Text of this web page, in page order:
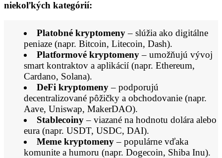
niekoľkých kategórií:
Platobné kryptomeny– slúžia ako digitálne
peniaze (napr. Bitcoin, Litecoin, Dash).
Platformové kryptomeny– umožňujú vývoj
smart kontraktov a aplikácií (napr. Ethereum,
Cardano, Solana).
DeFi kryptomeny– podporujú
decentralizované pôžičky a obchodovanie (napr.
Aave, Uniswap, MakerDAO).
Stablecoiny– viazané na hodnotu dolára alebo
eura (napr. USDT, USDC, DAI).
Meme kryptomeny– populárne vďaka
komunite a humoru (napr. Dogecoin, Shiba Inu).